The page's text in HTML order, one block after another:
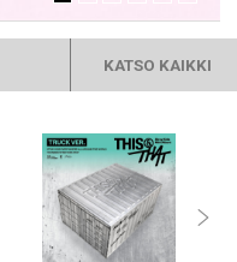
KATSO KAIKKI
